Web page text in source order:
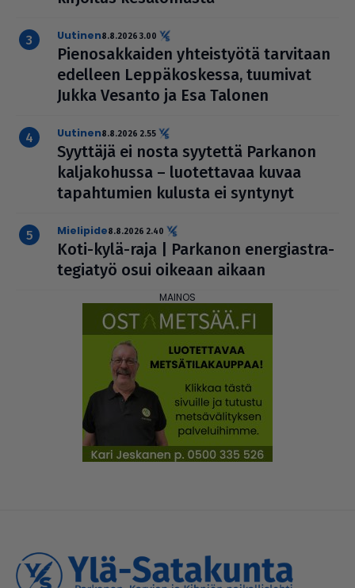
uutinen8.8.2026 3.00
Pie­no­sak­kai­den yhteis­työtä tarvitaan
edelleen Lep­pä­kos­kessa, tuumivat
Jukka Vesanto ja Esa Talonen
uutinen8.8.2026 2.55
Syyttäjä ei nosta syytettä Parkanon
kal­ja­ko­hussa – luo­tet­ta­vaa kuvaa
tapah­tu­mien kulusta ei syntynyt
mielipide8.8.2026 2.40
Koti-kylä-raja | Parkanon ener­gi­ast­ra­
te­gi­a­työ osui oikeaan aikaan